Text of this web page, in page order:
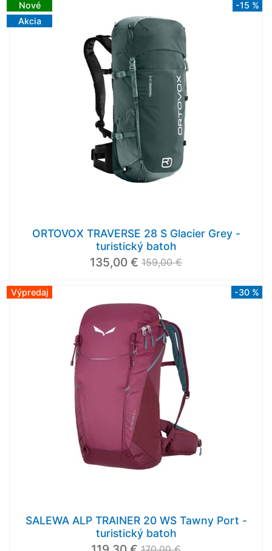
Nové
Akcia
-15 %
ORTOVOX TRAVERSE 28 S Glacier Grey -
turistický batoh
135,00 € 159,00 €
Výpredaj -30 %
SALEWA ALP TRAINER 20 WS Tawny Port -
turistický batoh